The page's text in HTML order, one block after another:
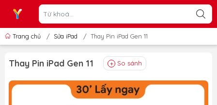
Trang chủ / Sửa iPad / Thay Pin iPad Gen 11
Thay Pin iPad Gen 11 So sánh